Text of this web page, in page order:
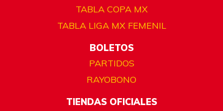
TABLA COPA MX
TABLA LIGA MX FEMENIL
BOLETOS
PARTIDOS
RAYOBONO
TIENDAS OFICIALES